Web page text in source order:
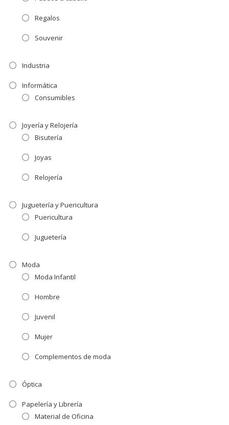
Regalos
Souvenir
Industria
Informática
Consumibles
Joyería y Relojería
Bisutería
Joyas
Relojería
Juguetería y Puericultura
Puericultura
Juguetería
Moda
Moda Infantil
Hombre
Juvenil
Mujer
Complementos de moda
Óptica
Papelería y Librería
Material de Oficina